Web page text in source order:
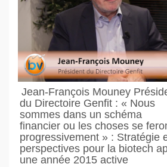
Jean-François Mouney
du Directoire Genfit : « Nous
sommes dans un schéma
financier ou les choses se
progressivement » : Stratégie
perspectives pour la biotech
une année 2015 active